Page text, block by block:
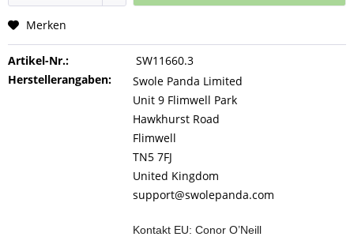
Merken
Artikel-Nr.:
SW11660.3
Herstellerangaben:
Swole Panda Limited
Unit 9 Flimwell Park
Hawkhurst Road
Flimwell
TN5 7FJ
United Kingdom
support@swolepanda.com
Kontakt EU: Conor O’Neill